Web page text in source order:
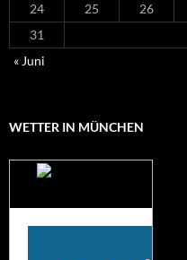
24
25 26
31
« Juni
WETTER IN MÜNCHEN